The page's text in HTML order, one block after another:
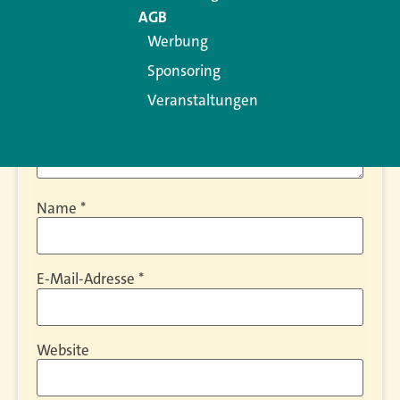
Name *
E-Mail-Adresse *
Website
AGB
Werbung
Sponsoring
Veranstaltungen